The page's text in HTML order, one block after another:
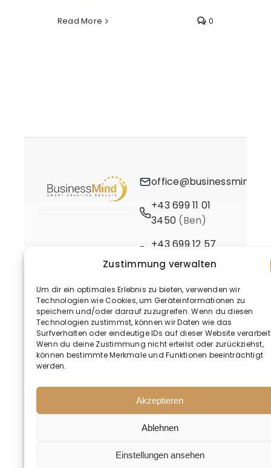
Zustimmung verwalten
Um dir ein optimales Erlebnis zu bieten, verwenden wir
Technologien wie Cookies, um Geräteinformationen zu
speichern und/oder darauf zuzugreifen. Wenn du diesen
Technologien zustimmst, können wir Daten wie das
Surfverhalten oder eindeutige IDs auf dieser Website
Wenn du deine Zustimmung nicht erteilst oder zurückziehst,
können bestimmte Merkmale und Funktionen beeinträchtigt
werden.
Akzeptieren
Ablehnen
Einstellungen ansehen
Read More 0
office@businessmind.at
+43 699 11 01
3450 (Ben)
+43 699 12 57
3661(Birgit)
© 2020 - 2026 • BusinessMind